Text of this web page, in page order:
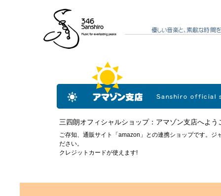
三四朗オフィシャルショップ：アマゾン支店へよう
ご存知、通販サイト「amazon」との連携ショップです。
ださい。
クレジットカードが使えます!